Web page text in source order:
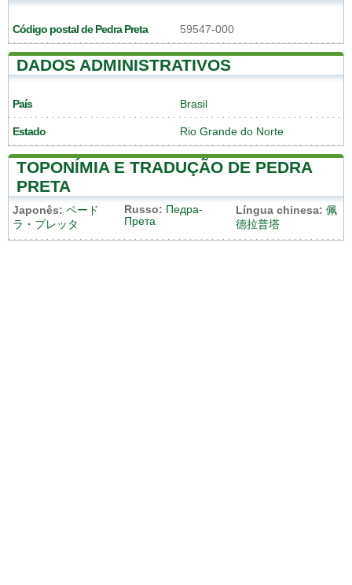
Código postal de Pedra Preta 59547-000
DADOS ADMINISTRATIVOS
País Brasil
Estado Rio Grande do Norte
TOPONÍMIA E TRADUÇÃO DE PEDRA
PRETA
Japonês: ペード
ラ・プレッタ
Russo: Педра-
Прета
Língua chinesa: 佩
德拉普塔